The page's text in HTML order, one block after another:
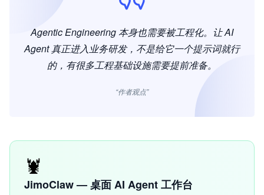
Agentic Engineering 本身也需要被工程化。让 AI
Agent 真正进入业务研发，不是给它一个提示词就行
的，有很多工程基础设施需要提前准备。
“作者观点”
🦞
JimoClaw — 桌面 AI Agent 工作台